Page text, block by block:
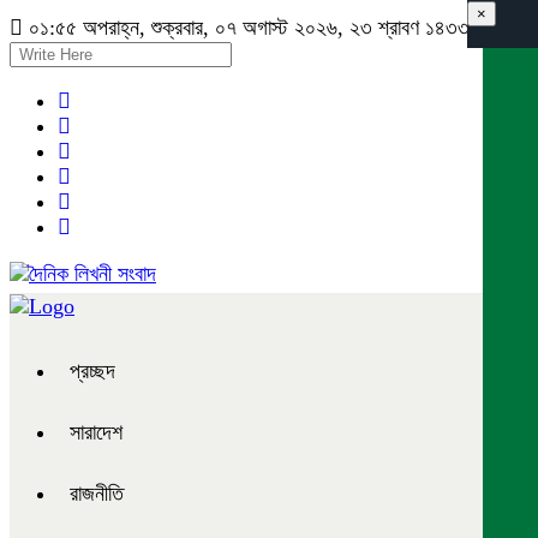
০১:৫৫ অপরাহ্ন, শুক্রবার, ০৭ অগাস্ট ২০২৬, ২৩ শ্রাবণ ১৪৩৩ বঙ্গাব্দ
প্রচ্ছদ
সারাদেশ
রাজনীতি
×